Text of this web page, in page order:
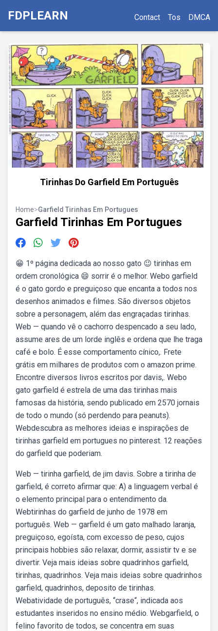
FDPLEARN Contact Tos DMCA
Tirinhas Do Garfield Em Português
Home>Garfield Tirinhas Em Portugues
Garfield Tirinhas Em Portugues
😁 1º página dedicada ao nosso gato 😉 tirinhas em
ordem cronológica 😄 sorrir é o melhor. Webo garfield
é o gato gordo e preguiçoso que encanta a todos nos
desenhos animados e filmes. São diversos objetos
sobre a personagem, além das engraçadas tirinhas.
Web — quando vê o cachorro despencado a seu lado,
assume ares de um lorde inglês e ordena que lhe traga
café e bolo. É esse comportamento cínico,. Frete
grátis em milhares de produtos com o amazon prime.
Encontre diversos livros escritos por davis,. Webo
gato garfield é estrela de uma das tirinhas mais
famosas da história, sendo publicado em 2570 jornais
de todo o mundo (só perdendo para peanuts).
Webdescubra as melhores ideias e inspirações de
tirinhas garfield em portugues no pinterest. 12 reações
do garfield que poderiam.
Web — tirinha garfield, de jim davis. Sobre a tirinha de
garfield, é correto afirmar que: A) a linguagem verbal é
o elemento principal para o entendimento da.
Webtirinhas do garfield de junho de 1978 em
português. Web — garfield é um gato malhado laranja,
preguiçoso, egoísta, com excesso de peso, cujos
principais hobbies são relaxar, dormir, assistir tv e se
divertir. Veja mais ideias sobre quadrinhos garfield,
tirinhas, quadrinhos. Veja mais ideias sobre quadrinhos
garfield, quadrinhos, deposito de tirinhas.
Webatividade de português, “crase“, indicada aos
estudantes inseridos no ensino médio. Webgarfield, o
felino favorito de todos, se concentra em suas